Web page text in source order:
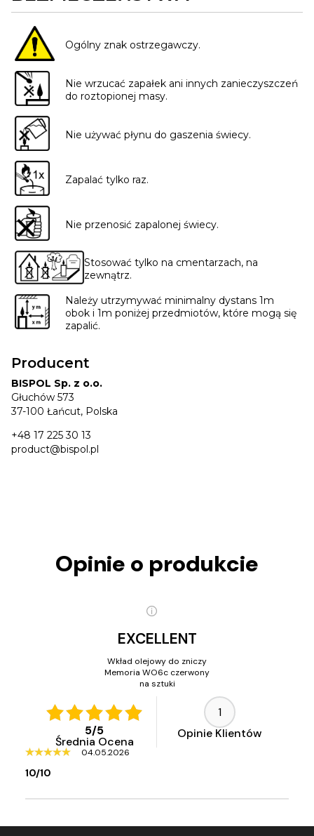
Ogólny znak ostrzegawczy.
Nie wrzucać zapałek ani innych zanieczyszczeń
do roztopionej masy.
Nie używać płynu do gaszenia świecy.
Zapalać tylko raz.
Nie przenosić zapalonej świecy.
Stosować tylko na cmentarzach, na
zewnątrz.
Należy utrzymywać minimalny dystans 1m
obok i 1m poniżej przedmiotów, które mogą się
zapalić.
Producent
BISPOL Sp. z o.o.
Głuchów 573
37-100 Łańcut, Polska
+48 17 225 30 13
product@bispol.pl
Opinie o produkcie
EXCELLENT
Wkład olejowy do zniczy
Memoria WO6c czerwony
na sztuki
5/5
Średnia Ocena
1
Opinie Klientów
04.05.2026
10/10